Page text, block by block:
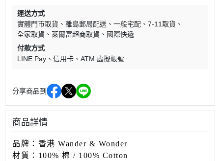
運送方式
實體門市取貨
離島郵局配送 一般宅配
7-11取貨
全家取貨
萊爾富超商取貨
國際快遞
付款方式
LINE Pay
信用卡 ATM 虛擬帳號
分享商品到
商品詳情
品牌：香港 Wander & Wonder
材質：100% 棉 / 100% Cotton